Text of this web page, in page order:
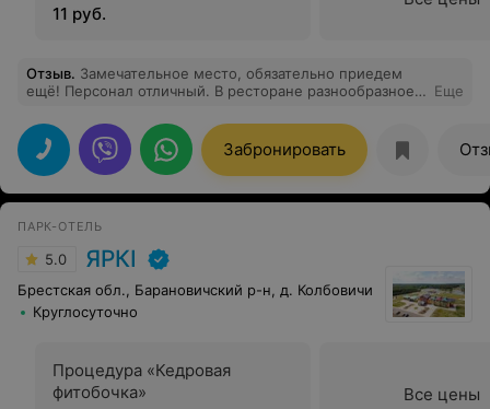
11 руб.
Отзыв. Замечательное место, обязательно приедем
ещё! Персонал отличный. В ресторане разнообразное
обслуживание. Место отдохнуть от суеты. У каждого
домика есть мангал, территория ухоженная, тишина и
спокойствие. Порадовало, что в домике есть
необходимая посуда, чайник, холодильник. Также на
территории есть бассейн с джакузи, сауна,
замечательный отдых.
Еще
Забронировать
ПАРК-ОТЕЛЬ
5.0 ЯРКI
Брестская обл., Барановичский р-н, д. Колбовичи
Круглосуточно
Процедура «Кедровая
фитобочка»
Все цены